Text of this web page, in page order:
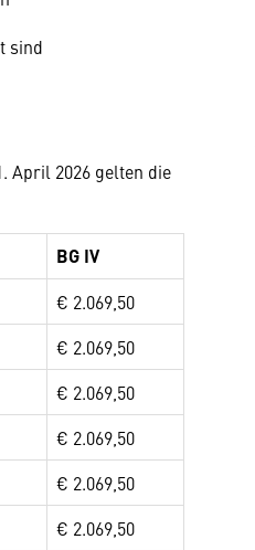
sind
April 2026 gelten die
BG IV
€ 2.069,50
€ 2.069,50
€ 2.069,50
€ 2.069,50
€ 2.069,50
€ 2.069,50